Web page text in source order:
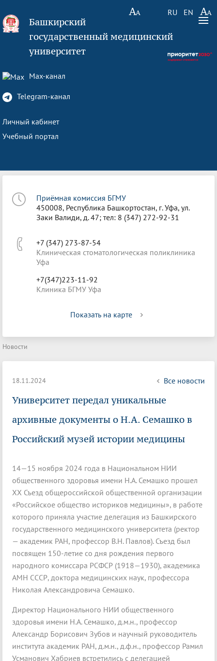
RU EN
Башкирский
государственный медицинский
университет
Max-канал
Telegram-канал
Личный кабинет
Учебный портал
Приёмная комиссия БГМУ
450008, Республика Башкортостан, г. Уфа, ул.
Заки Валиди, д. 47; тел: 8 (347) 272-92-31
+7 (347) 273-87-54
Клиническая стоматологическая поликлиника
Уфа
+7(347)223-11-92
Клиника БГМУ Уфа
Показать на карте
Новости
18.11.2024 Все новости
Университет передал уникальные
архивные документы о Н.А. Семашко в
Российский музей истории медицины
14—15 ноября 2024 года в Национальном НИИ
общественного здоровья имени Н.А. Семашко прошел
XX Съезд общероссийской общественной организации
«Российское общество историков медицины», в работе
которого приняла участие делегация из Башкирского
государственного медицинского университета (ректор
— академик РАН, профессор В.Н. Павлов). Съезд был
посвящен 150-летие со дня рождения первого
народного комиссара РСФСР (1918—1930), академика
АМН СССР, доктора медицинских наук, профессора
Николая Александровича Семашко.
Директор Национального НИИ общественного
здоровья имени Н.А. Семашко, д.м.н., профессор
Александр Борисович Зубов и научный руководитель
института академик РАН, д.м.н., д.ф.н., профессор Рамил
Усманович Хабриев встретились с делегацией